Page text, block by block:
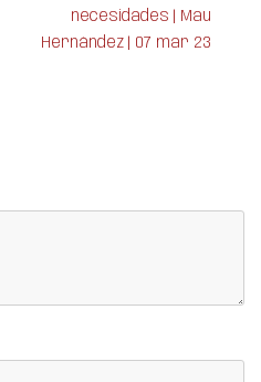
necesidades | Mau
Hernández | 07 mar 23